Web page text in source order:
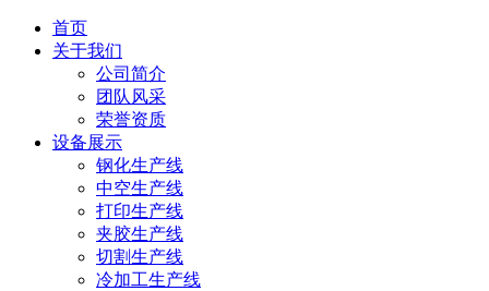
首页
关于我们
公司简介
团队风采
荣誉资质
设备展示
钢化生产线
中空生产线
打印生产线
夹胶生产线
切割生产线
冷加工生产线